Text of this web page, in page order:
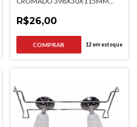
R$26,00
12em estoque